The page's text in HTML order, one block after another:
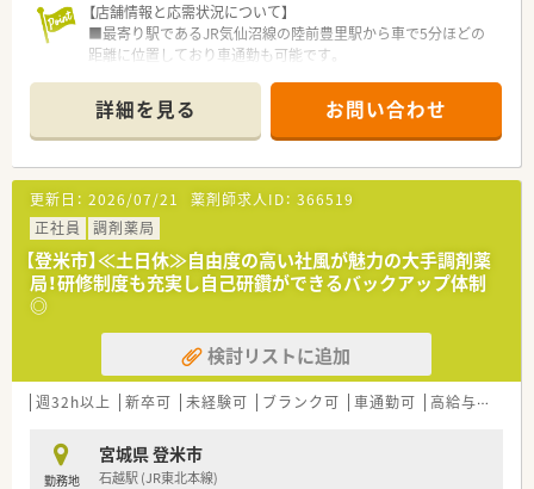
す。
■年間休日が120日以上確保されているため、ワークライフバラ
ンスを重視して長く安定して働き続けたい方に最適な求人で
■住宅の準備や住宅手当の支給などの相談も可能なため、生活環
境の変化を伴う転職をご検討中の方にも自信を持って推奨しま
す。
【店舗情報と応需状況について】
■最寄り駅であるJR気仙沼線の陸前豊里駅から車で5分ほどの
距離に位置しており車通勤も可能です。
40枚から55枚程度となっております。
■店舗の勤務体制は正社員薬剤師2名とパート薬剤師1名に加え
て調剤事務が2名在籍しております。
【法人特徴について】
■宮城県内にて2店舗を展開しており創業から約60年にわたり
地域に根ざした経営を続けています。
■代表取締役自身が薬剤師として現場に立っているため現場の
意見が反映されやすい風通しの良い環境です。
■スキルアップを目指すスタッフへの投資を惜しまず資格取得
【想定される業務内容】
■循環器科を中心とした処方箋の調剤および監査や患者様に対
する丁寧な服薬指導をお任せいたします。
学的管理や服薬支援を行います。
■管理薬剤師候補として将来的な店舗マネジメントや医薬品の
在庫管理などの管理業務にも携わります。
詳細を見る お問い合わせ
更新日： 2026/07/21 薬剤師求人ID： 366519
正社員
調剤薬局
【登米市】≪土日休≫自由度の高い社風が魅力の大手調剤薬
局！研修制度も充実し自己研鑽ができるバックアップ体制
◎
検討リストに追加
週32h以上 新卒可 未経験可 ブランク可 車通勤可 高給与(600万円以上)
勤務地
宮城県 登米市
石越駅 (JR東北本線)